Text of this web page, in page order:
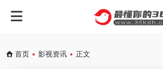
首页 • 影视资讯 • 正文